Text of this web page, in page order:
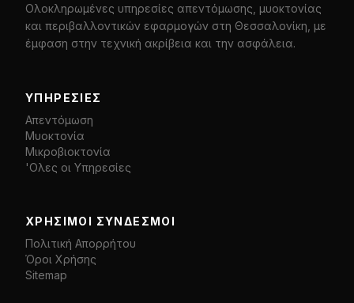
Ολοκληρωμένες υπηρεσίες απεντόμωσης, μυοκτονίας
και περιβαλλοντικών εφαρμογών στη Θεσσαλονίκη, με
έμφαση στην τεχνική ακρίβεια και την ασφάλεια.
ΥΠΗΡΕΣΊΕΣ
Απεντόμωση
Μυοκτονία
Μικροβιοκτονία
'Ολες οι Υπηρεσίες
ΧΡΉΣΙΜΟΙ ΣΎΝΔΕΣΜΟΙ
Πολιτική Απορρήτου
Όροι Χρήσης
Sitemap